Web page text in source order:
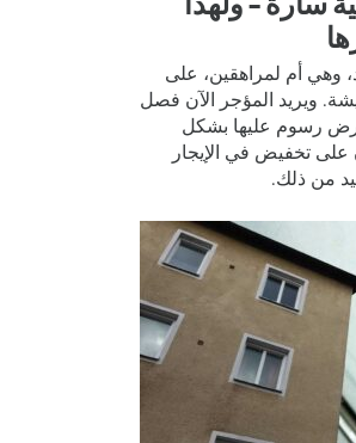
سارة – ولهذا
وهي أم لمراهقين، على
ويريد المؤجر الآن فصل
رسوم عليها بشكل
تخفيض في الإيجار
من ذلك.